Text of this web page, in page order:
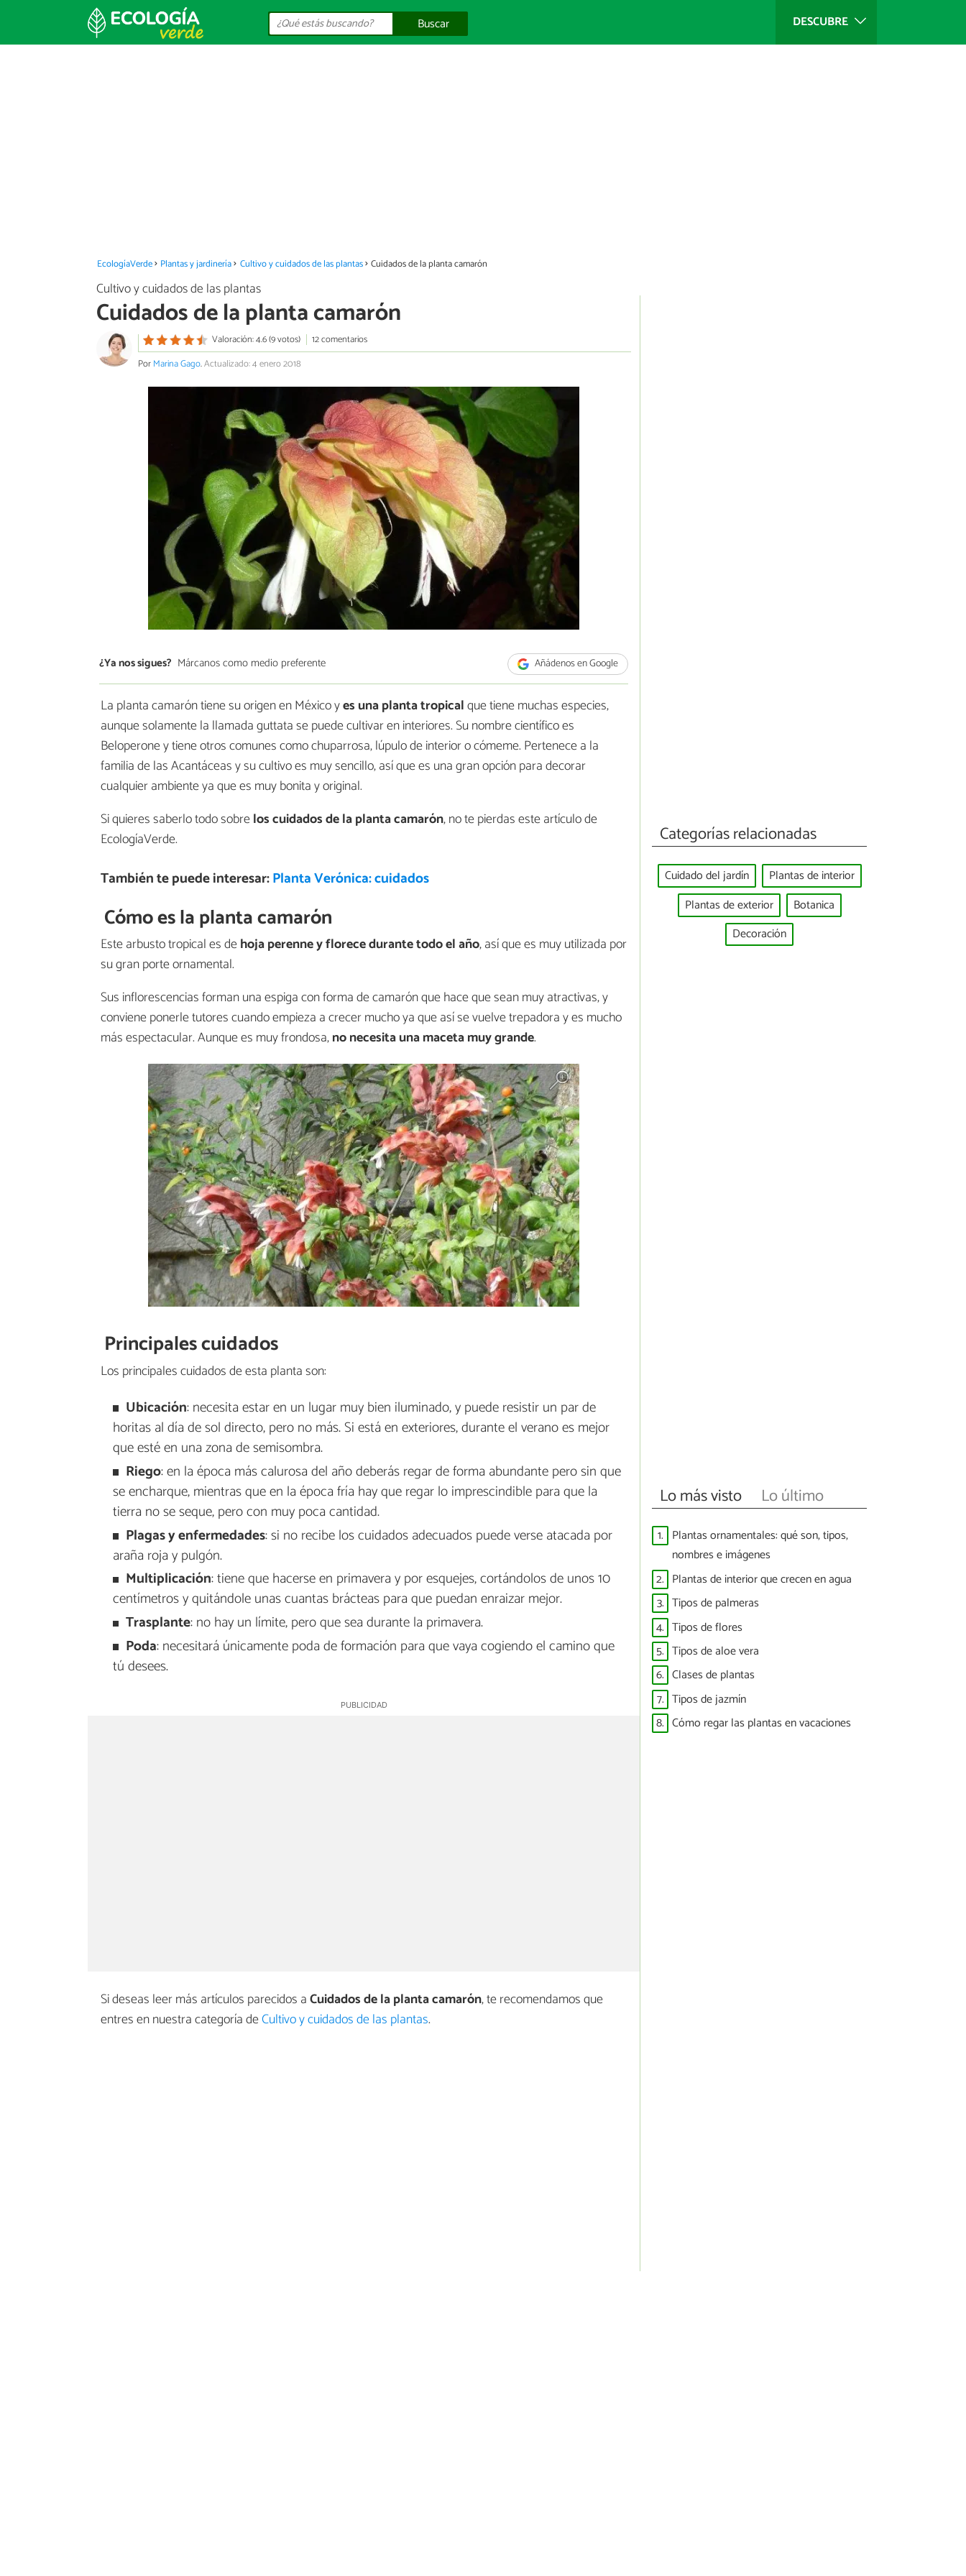
DESCUBRE
Buscar
EcologíaVerde Plantas y jardinería Cultivo y cuidados de las plantas Cuidados de la planta camarón
Cultivo y cuidados de las plantas
Cuidados de la planta camarón
Valoración: 4.6 (9 votos)
12 comentarios
PorMarina Gago.Actualizado: 4 enero 2018
¿Ya nos sigues? Márcanos como medio preferente Añádenos en Google
La planta camarón tiene su origen en México yes una planta tropicalque tiene muchas especies,
aunque solamente la llamada guttata se puede cultivar en interiores. Su nombre científico es
Beloperone y tiene otros comunes como chuparrosa, lúpulo de interior o cómeme. Pertenece a la
familia de las Acantáceas y su cultivo es muy sencillo, así que es una gran opción para decorar
cualquier ambiente ya que es muy bonita y original.
Si quieres saberlo todo sobrelos cuidados de la planta camarón, no te pierdas este artículo de
EcologíaVerde.
También te puede interesar:Planta Verónica: cuidados
Cómo es la planta camarón
Este arbusto tropical es dehoja perenne y florece durante todo el año, así que es muy utilizada por
su gran porte ornamental.
Sus inflorescencias forman una espiga con forma de camarón que hace que sean muy atractivas, y
conviene ponerle tutores cuando empieza a crecer mucho ya que así se vuelve trepadora y es mucho
más espectacular. Aunque es muy frondosa,no necesita una maceta muy grande.
Principales cuidados
Los principales cuidados de esta planta son:
Ubicación: necesita estar en un lugar muy bien iluminado, y puede resistir un par de
horitas al día de sol directo, pero no más. Si está en exteriores, durante el verano es mejor
que esté en una zona de semisombra.
Riego: en la época más calurosa del año deberás regar de forma abundante pero sin que
se encharque, mientras que en la época fría hay que regar lo imprescindible para que la
tierra no se seque, pero con muy poca cantidad.
Plagas y enfermedades: si no recibe los cuidados adecuados puede verse atacada por
araña roja y pulgón.
Multiplicación: tiene que hacerse en primavera y por esquejes, cortándolos de unos 10
centímetros y quitándole unas cuantas brácteas para que puedan enraizar mejor.
Trasplante: no hay un límite, pero que sea durante la primavera.
Poda: necesitará únicamente poda de formación para que vaya cogiendo el camino que
tú desees.
Si deseas leer más artículos parecidos aCuidados de la planta camarón, te recomendamos que
entres en nuestra categoría deCultivo y cuidados de las plantas.
Categorías relacionadas
Cuidado del jardín
Plantas de interior
Plantas de exterior
Botanica
Decoración
Lo más visto Lo último
1. Plantas ornamentales: qué son, tipos,
nombres e imágenes
2. Plantas de interior que crecen en agua
3. Tipos de palmeras
4. Tipos de flores
5. Tipos de aloe vera
6. Clases de plantas
7. Tipos de jazmín
8. Cómo regar las plantas en vacaciones